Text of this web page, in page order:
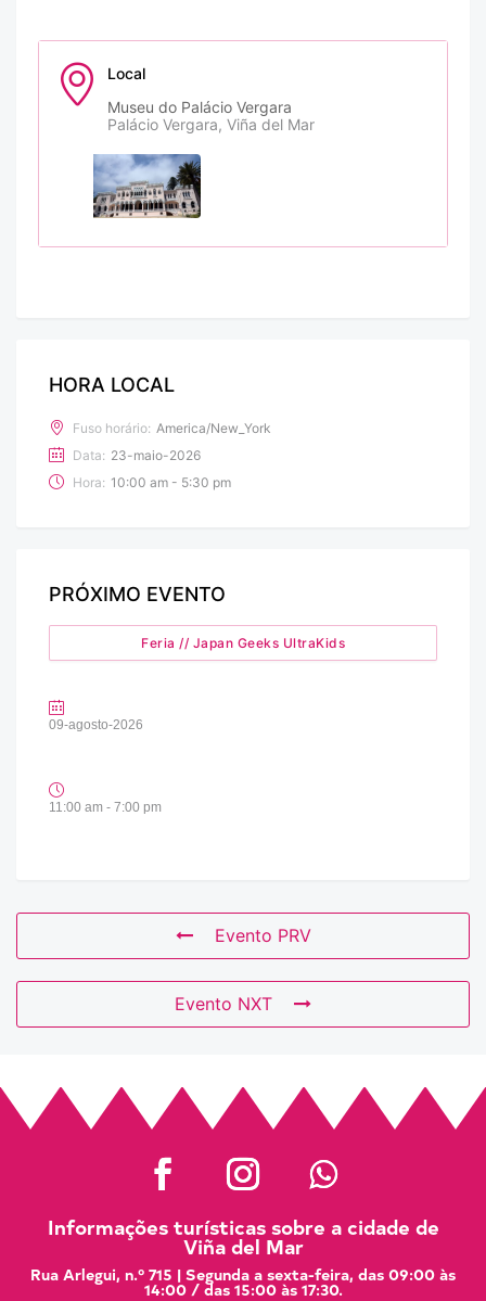
Local
Museu do Palácio Vergara
Palácio Vergara, Viña del Mar
HORA LOCAL
Fuso horário: America/New_York
Data: 23-maio-2026
Hora: 10:00 am - 5:30 pm
PRÓXIMO EVENTO
Feria // Japan Geeks UltraKids
09-agosto-2026
11:00 am - 7:00 pm
Evento PRV
Evento NXT
Informações turísticas sobre a cidade de
Viña del Mar
Rua Arlegui, n.º 715 | Segunda a sexta-feira, das 09:00 às
14:00 / das 15:00 às 17:30.